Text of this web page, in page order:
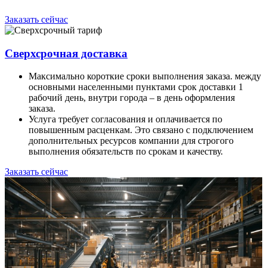
Заказать сейчас
Сверхсрочная доставка
Максимально короткие сроки выполнения заказа. между
основными населенными пунктами срок доставки 1
рабочий день, внутри города – в день оформления
заказа.
Услуга требует согласования и оплачивается по
повышенным расценкам. Это связано с подключением
дополнительных ресурсов компании для строгого
выполнения обязательств по срокам и качеству.
Заказать сейчас